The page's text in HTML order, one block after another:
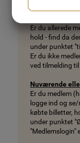
Er du allerede
hold - find da
under punktet
Er du ikke
ved tilmelding
Nuværende
Er du medlem
logge ind og
købte billetter,
under punktet
"Medlemslogin"